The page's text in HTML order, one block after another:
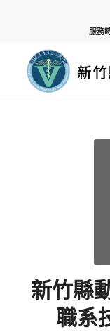
服務
新竹縣
職系